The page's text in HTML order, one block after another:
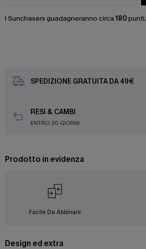
I Sunchasers guadagneranno circa 180punti.
SPEDIZIONE GRATUITA DA 49€
RESI & CAMBI
ENTRO 30 GIORNI
Prodotto in evidenza
Facile Da Abbinare
Design ed extra